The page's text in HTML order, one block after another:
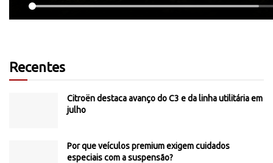
Recentes
Citroën destaca avanço do C3 e da linha utilitária em
julho
Por que veículos premium exigem cuidados
especiais com a suspensão?